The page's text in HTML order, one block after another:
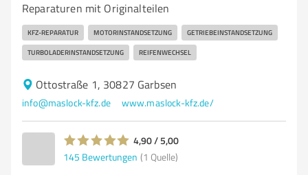
Reparaturen mit Originalteilen
KFZ-REPARATUR MOTORINSTANDSETZUNG GETRIEBEINSTANDSETZUNG
TURBOLADERINSTANDSETZUNG REIFENWECHSEL
Ottostraße 1, 30827 Garbsen
info@maslock-kfz.de www.maslock-kfz.de/
4,90 / 5,00
145 Bewertungen (1 Quelle)